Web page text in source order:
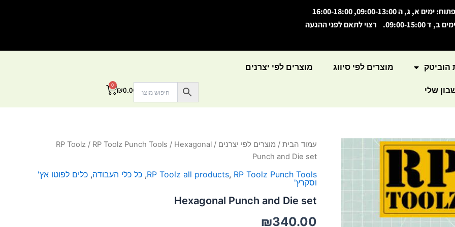
פתוח: ימים א, ג, ה 09:00-13:00, 16:00-18:00
ימים ב, ד 09:00-15:00. רצוי לתאם לפני ההגעה
הוביטק מוצרים לפי סיווג מוצרים לפי יצרנים
שלי ₪0.00
0
עגלת
עמוד הבית / מוצרים לפי יצרנים /
RP Toolz / RP Toolz Punch Tools / Hexagonal
Punch and Die set
RP Toolz all products, RP Toolz Punch Tools
, כל כלי העבודה, כלים לפוטו אץ'
וסקרץ'
Hexagonal Punch and Die set
₪340.00